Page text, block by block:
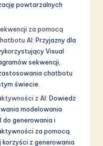
powtarzalnych
za pomocą
AI: Przyjazny dla
Visual
sekwencji,
chatbotu
świecie.
z AI: Dowiedz
modelowania
generowania i
za pomocą
z generowania